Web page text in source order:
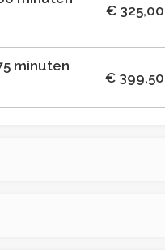
€ 325,00
minuten
€ 399,50